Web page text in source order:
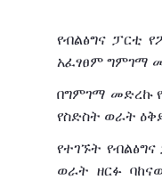
የብልፅግና ፓርቲ
አፈፃፀም ግምገማ
በግምገማ መድረኩ
የስድስት ወራት
የተገኙት የብልፅግና
ወራት ዘርፉ